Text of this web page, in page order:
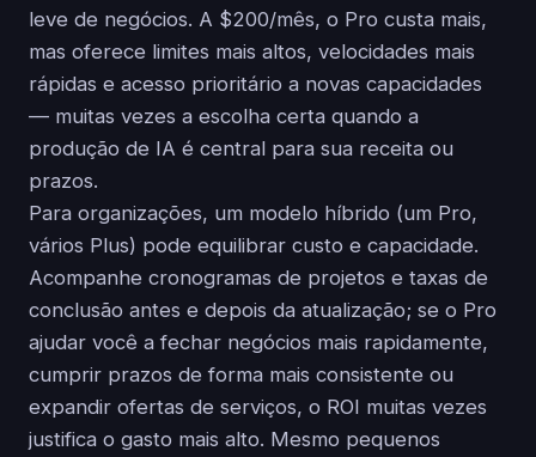
leve de negócios. A $200/mês, o Pro custa mais,
mas oferece limites mais altos, velocidades mais
rápidas e acesso prioritário a novas capacidades
— muitas vezes a escolha certa quando a
produção de IA é central para sua receita ou
prazos.
Para organizações, um modelo híbrido (um Pro,
vários Plus) pode equilibrar custo e capacidade.
Acompanhe cronogramas de projetos e taxas de
conclusão antes e depois da atualização; se o Pro
ajudar você a fechar negócios mais rapidamente,
cumprir prazos de forma mais consistente ou
expandir ofertas de serviços, o ROI muitas vezes
justifica o gasto mais alto. Mesmo pequenos